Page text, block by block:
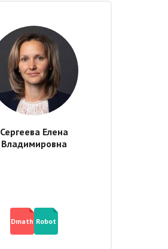
Сергеева Елена
Владимировна
Dmath Robot